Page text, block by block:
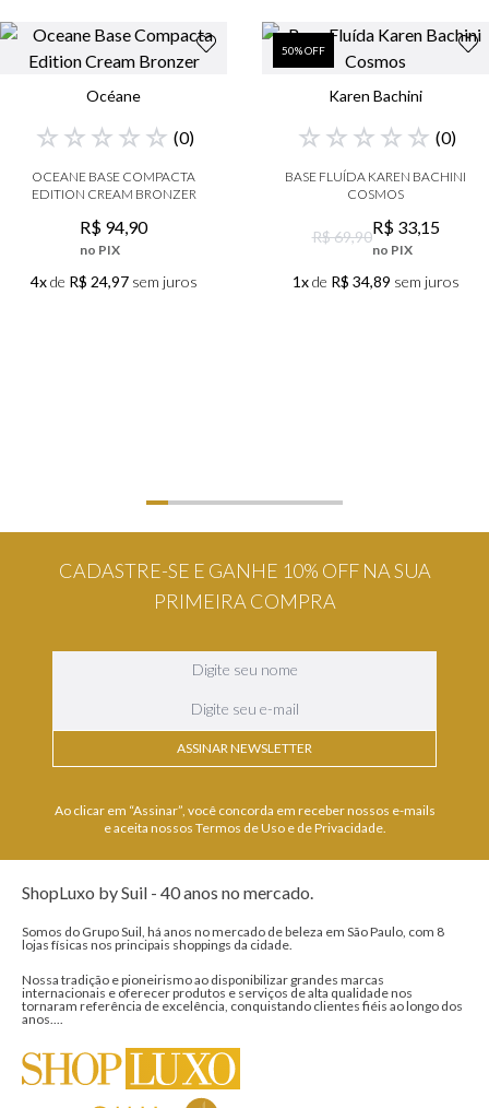
Océane
☆ ☆ ☆ ☆ ☆ (0)
OCEANE BASE COMPACTA
EDITION CREAM BRONZER
R$ 94,90
no PIX
4xde R$ 24,97sem juros
50% OFF
Karen Bachini
☆ ☆ ☆ ☆ ☆ (0)
BASE FLUÍDA KAREN BACHINI
COSMOS
R$ 69,90R$ 33,15
no PIX
1xde R$ 34,89 sem juros
CADASTRE-SE E GANHE 10% OFF NA SUA
PRIMEIRA COMPRA
ASSINAR NEWSLETTER
Ao clicar em “Assinar”, você concorda em receber nossos e-mails
e aceita nossos Termos de Uso e de Privacidade.
ShopLuxo by Suil - 40 anos no mercado.
Somos do Grupo Suil, há anos no mercado de beleza em São Paulo, com 8
lojas físicas nos principais shoppings da cidade.
Nossa tradição e pioneirismo ao disponibilizar grandes marcas
internacionais e oferecer produtos e serviços de alta qualidade nos
tornaram referência de excelência, conquistando clientes fiéis ao longo dos
anos....